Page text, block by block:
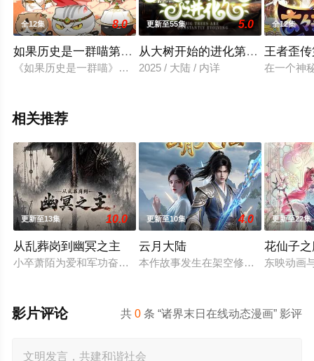
全12集 8.0
如果历史是一群喵第十一季
《如果历史是一群喵》是一部以华夏历史为主线，依据二十四
更新至55集 5.0
从大树开始的进化第二季
2025 / 大陆 / 内详
全12集
王者歪
在一个神
相关推荐
更新至13集 10.0
从乱葬岗到幽冥之主
小卒萧陌为爱和军功奋斗三年，却被恋人柳莺儿与将军之子赵
更新至10集 4.0
云月大陆
本作故事发生在架空修仙世界——云
更新至22集
花仙子
东映动画
共0 条 “诸界末日在线动态漫画” 影评
影片评论